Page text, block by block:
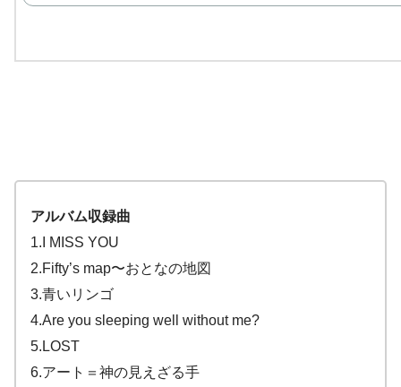
アルバム収録曲
1.I MISS YOU
2.Fifty’s map〜おとなの地図
3.青いリンゴ
4.Are you sleeping well without me?
5.LOST
6.アート＝神の見えざる手